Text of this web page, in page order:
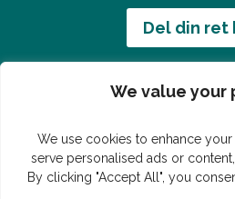
We value your
We use cookies to enhance
serve personalised ads or
By clicking "Accept All", you
Del din ret
Har du en konge
© Vildmedmad.dk 2019.